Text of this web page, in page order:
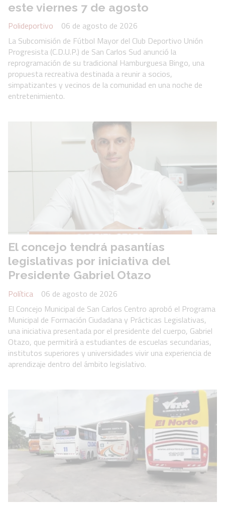
este viernes 7 de agosto
Polideportivo
06 de agosto de 2026
La Subcomisión de Fútbol Mayor del Club Deportivo Unión
Progresista (C.D.U.P.) de San Carlos Sud anunció la
reprogramación de su tradicional Hamburguesa Bingo, una
propuesta recreativa destinada a reunir a socios,
simpatizantes y vecinos de la comunidad en una noche de
entretenimiento.
El concejo tendrá pasantías
legislativas por iniciativa del
Presidente Gabriel Otazo
Política
06 de agosto de 2026
El Concejo Municipal de San Carlos Centro aprobó el Programa
Municipal de Formación Ciudadana y Prácticas Legislativas,
una iniciativa presentada por el presidente del cuerpo, Gabriel
Otazo, que permitirá a estudiantes de escuelas secundarias,
institutos superiores y universidades vivir una experiencia de
aprendizaje dentro del ámbito legislativo.